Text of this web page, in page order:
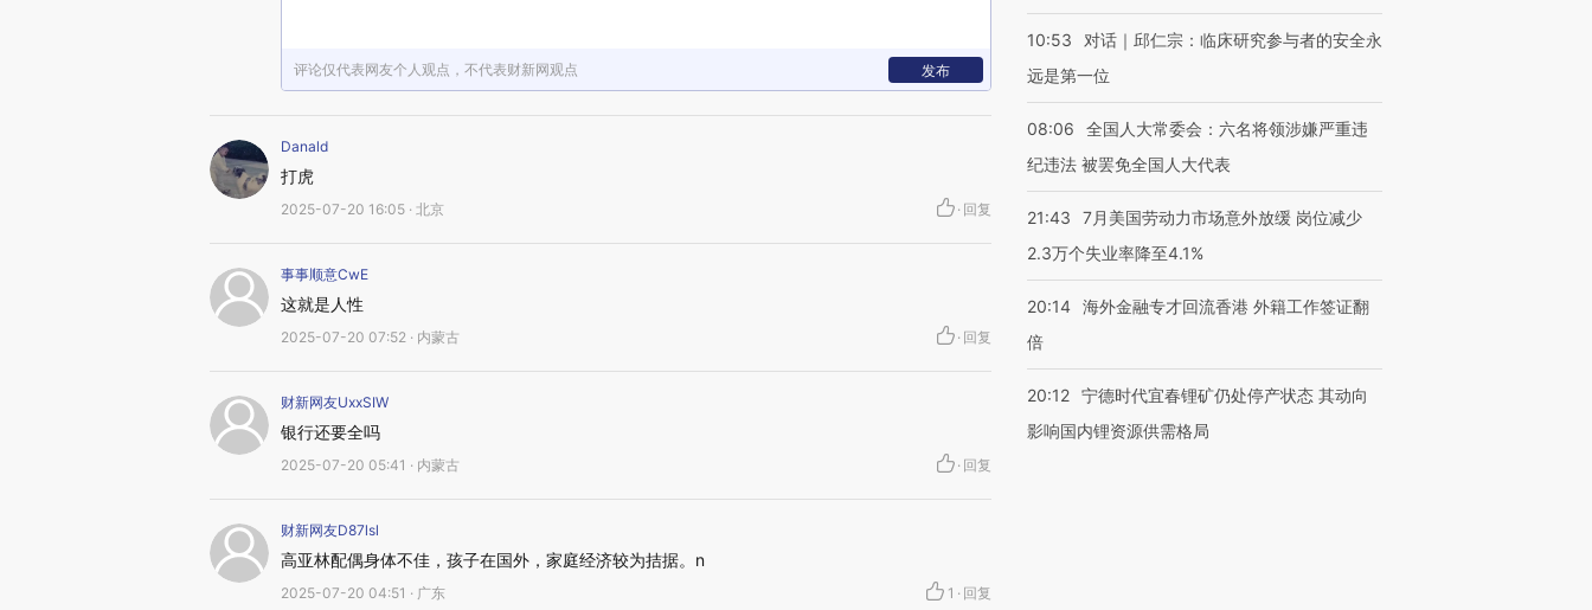
评论仅代表网友个人观点，不代表财新网观点 发布
Danald
打虎
2025-07-20 16:05 · 北京 · 回复
事事顺意CwE
这就是人性
2025-07-20 07:52 · 内蒙古 · 回复
财新网友UxxSIW
银行还要全吗
2025-07-20 05:41 · 内蒙古 · 回复
财新网友D87lsl
高亚林配偶身体不佳，孩子在国外，家庭经济较为拮据。n
2025-07-20 04:51 · 广东 1 · 回复
10:53
对话｜邱仁宗：临床研究参与者的安全永
远是第一位
08:06
全国人大常委会：六名将领涉嫌严重违
纪违法 被罢免全国人大代表
21:43
7月美国劳动力市场意外放缓 岗位减少
2.3万个失业率降至4.1%
20:14 海外金融专才回流香港 外籍工作签证翻
倍
20:12 宁德时代宜春锂矿仍处停产状态 其动向
影响国内锂资源供需格局